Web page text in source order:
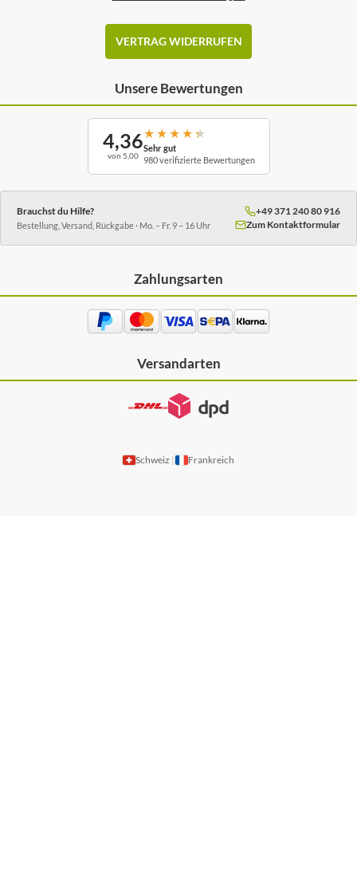
VERTRAG WIDERRUFEN
Unsere Bewertungen
4,36
von 5,00
★ ★ ★ ★ ★
Sehr gut
980 verifizierte Bewertungen
Brauchst du Hilfe?
Bestellung, Versand, Rückgabe · Mo. – Fr. 9 – 16 Uhr
+49 371 240 80 916
Zum Kontaktformular
Zahlungsarten
Versandarten
Schweiz Frankreich